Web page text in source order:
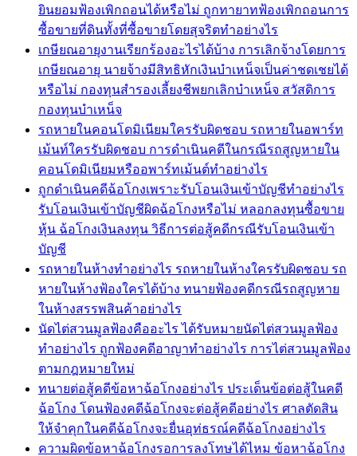
ยินยอมฟ้องเพิกถอนได้หรือไม่ ถูกทายาทฟ้องเพิกถอนการ
ซื้อขายที่ดินทั้งที่ซื้อขายโดยสุจริตทำอย่างไร
เกษียณอายุงานเรียกร้องอะไรได้บ้าง การเลิกจ้างโดยการ
เกษียณอายุ นายจ้างมีสิทธิหักเงินบำเหน็จเป็นค่าชดเชยได้
หรือไม่ กองทุนสำรองเลี้ยงชีพยกเลิกบำเหน็จ สวัสดิการ
กองทุนบำเหน็จ
รถหายในคอนโดมิเนียมใครรับผิดชอบ รถหายในอพาร์ท
เม้นท์ใครรับผิดชอบ การดำเนินคดีในกรณีรถสูญหายใน
คอนโดมิเนียมหรืออพาร์ทเม้นต์ทำอย่างไร
ถูกดำเนินคดีฉ้อโกงเพราะรับโอนเงินเข้าบัญชีทำอย่างไร
รับโอนเงินเข้าบัญชีผิดฉ้อโกงหรือไม่ หลอกลงทุนซื้อขาย
หุ้น ฉ้อโกงเงินลงทุน วิธีการต่อสู้คดีกรณีรับโอนเงินเข้า
บัญชี
รถหายในห้างทำอย่างไร รถหายในห้างใครรับผิดชอบ รถ
หายในห้างฟ้องใครได้บ้าง ทนายฟ้องคดีกรณีรถสูญหาย
ในห้างสรรพสินค้าอย่างไร
นัดไต่สวนมูลฟ้องคืออะไร ได้รับหมายนัดไต่สวนมูลฟ้อง
ทำอย่างไร ถูกฟ้องคดีอาญาทำอย่างไร การไต่สวนมูลฟ้อง
ตามกฎหมายใหม่
ทนายต่อสู้คดีข้อหาฉ้อโกงอย่างไร ประเด็นข้อต่อสู้ในคดี
ฉ้อโกง โดนฟ้องคดีฉ้อโกงจะต่อสู้คดีอย่างไร ศาลตัดสิน
ให้จำคุกในคดีฉ้อโกงจะยื่นอุท่ธรณ์คดีฉ้อโกงอย่างไร
ความผิดข้อหาฉ้อโกงรอการลงโทษได้ไหม ข้อหาฉ้อโกง